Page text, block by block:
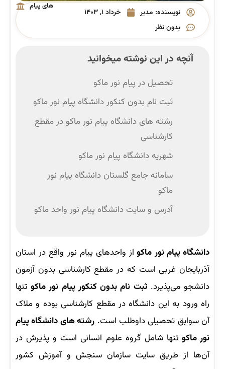
نویسنده: مدیر
خرداد ۱, ۱۴۰۳
بدون نظر
های پیام
آنچه در این نوشته میخوانید
تحصیل در پیام نور ماکو
ثبت ‌نام بدون کنکور دانشگاه پیام نور ماکو
رشته‌ های دانشگاه پیام نور ماکو در مقطع
کارشناسی
شهریه دانشگاه پیام نور ماکو
سامانه جامع گلستان دانشگاه پیام نور
ماکو
آدرس و سایت دانشگاه پیام نور واحد ماکو
دانشگاه پیام نور ماکو از واحدهای پیام نور واقع در استان
آذربایجان غربی است که در مقطع کارشناسی بدون آزمون
دانشجو می‌پذیرد.ثبت نام بدون کنکور پیام نور ماکو تنها
راه ورود به این دانشگاه در مقطع کارشناسی بوده و ملاک
آن سوابق تحصیلی داوطلب است. رشته های دانشگاه پیام
نور ماکو تنها شامل گروه علوم انسانی است و پذیرش در
آن‌ها از طریق سایت سازمان سنجش و آموزش کشور